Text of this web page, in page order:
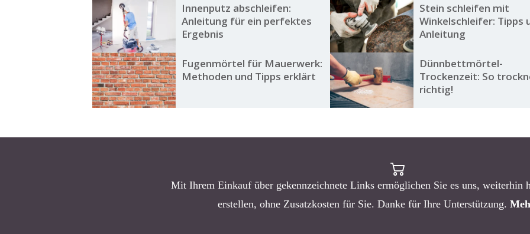
Innenputz abschleifen:
Anleitung für ein perfektes
Ergebnis
Stein schleifen mit
Winkelschleifer: Tipps
Anleitung
Fugenmörtel für Mauerwerk:
Methoden und Tipps erklärt
Dünnbettmörtel-
Trockenzeit: So
richtig!
Mit Ihrem Einkauf über gekennzeichnete Links ermöglichen Sie es uns, weiterhin
erstellen, ohne Zusatzkosten für Sie. Danke für Ihre Unterstützung.